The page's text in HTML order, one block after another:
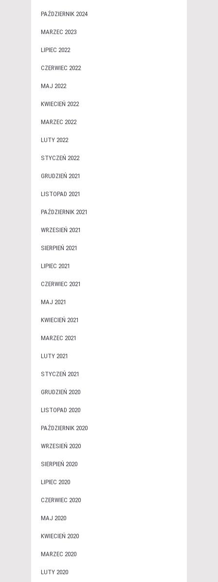
PAŹDZIERNIK 2024
MARZEC 2023
LIPIEC 2022
CZERWIEC 2022
MAJ 2022
KWIECIEŃ 2022
MARZEC 2022
LUTY 2022
STYCZEŃ 2022
GRUDZIEŃ 2021
LISTOPAD 2021
PAŹDZIERNIK 2021
WRZESIEŃ 2021
SIERPIEŃ 2021
LIPIEC 2021
CZERWIEC 2021
MAJ 2021
KWIECIEŃ 2021
MARZEC 2021
LUTY 2021
STYCZEŃ 2021
GRUDZIEŃ 2020
LISTOPAD 2020
PAŹDZIERNIK 2020
WRZESIEŃ 2020
SIERPIEŃ 2020
LIPIEC 2020
CZERWIEC 2020
MAJ 2020
KWIECIEŃ 2020
MARZEC 2020
LUTY 2020